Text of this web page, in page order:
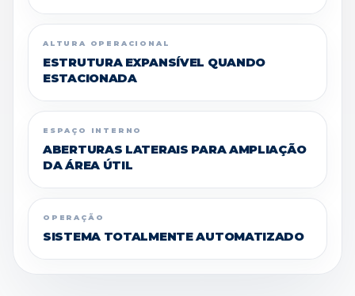
ALTURA OPERACIONAL
ESTRUTURA EXPANSÍVEL QUANDO
ESTACIONADA
ESPAÇO INTERNO
ABERTURAS LATERAIS PARA AMPLIAÇÃO
DA ÁREA ÚTIL
OPERAÇÃO
SISTEMA TOTALMENTE AUTOMATIZADO